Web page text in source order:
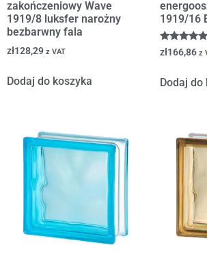
zakończeniowy Wave
1919/8 luksfer narożny
bezbarwny fala
zł128,29 z VAT
Dodaj do koszyka
1919/16
Oceniono
5.00
zł166,86 z
Dodaj do